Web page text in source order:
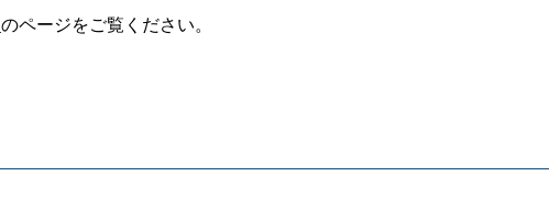
のページをご覧ください。